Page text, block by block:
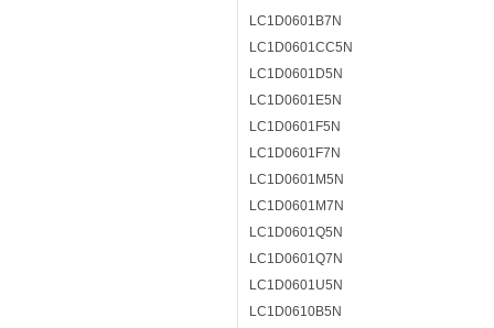
LC1D0601B7N
LC1D0601CC5N
LC1D0601D5N
LC1D0601E5N
LC1D0601F5N
LC1D0601F7N
LC1D0601M5N
LC1D0601M7N
LC1D0601Q5N
LC1D0601Q7N
LC1D0601U5N
LC1D0610B5N